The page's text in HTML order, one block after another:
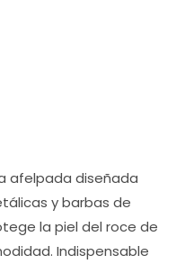
afelpada diseñada
y barbas de
la piel del roce de
Indispensable